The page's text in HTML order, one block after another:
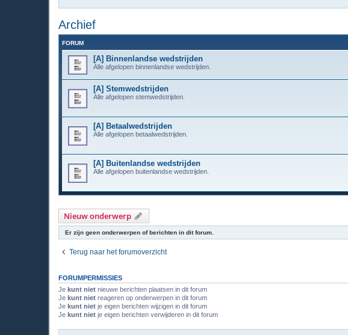
Archief
FORUM
[A] Binnenlandse wedstrijden
Alle afgelopen binnenlandse wedstrijden.
[A] Stemwedstrijden
Alle afgelopen stemwedstrijden.
[A] Betaalwedstrijden
Alle afgelopen betaalwedstrijden.
[A] Buitenlandse wedstrijden
Alle afgelopen buitenlandse wedstrijden.
Nieuw onderwerp
Er zijn geen onderwerpen of berichten in dit forum.
Terug naar het forumoverzicht
FORUMPERMISSIES
Je kunt niet nieuwe berichten plaatsen in dit forum
Je kunt niet reageren op onderwerpen in dit forum
Je kunt niet je eigen berichten wijzigen in dit forum
Je kunt niet je eigen berichten verwijderen in dit forum